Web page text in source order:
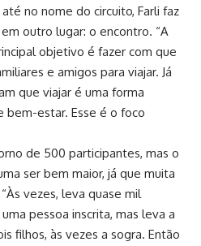
no nome do circuito, Farli faz
outro lugar: o encontro. “A
objetivo é fazer com que
e amigos para viajar. Já
que viajar é uma forma
bem-estar. Esse é o foco
de 500 participantes, mas o
ser bem maior, já que muita
vezes, leva quase mil
pessoa inscrita, mas leva a
filhos, às vezes a sogra. Então